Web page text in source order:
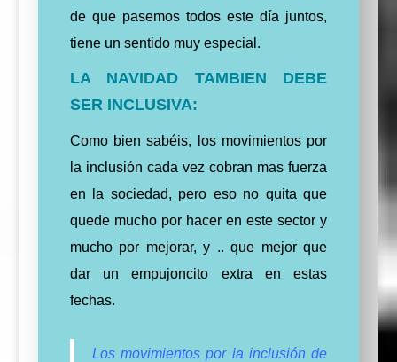
de que pasemos todos este día juntos,
tiene un sentido muy especial.
LA NAVIDAD TAMBIEN DEBE
SER INCLUSIVA:
Como bien sabéis, los movimientos por
la inclusión cada vez cobran mas fuerza
en la sociedad, pero eso no quita que
quede mucho por hacer en este sector y
mucho por mejorar, y .. que mejor que
dar un empujoncito extra en estas
fechas.
Los movimientos por la inclusión de